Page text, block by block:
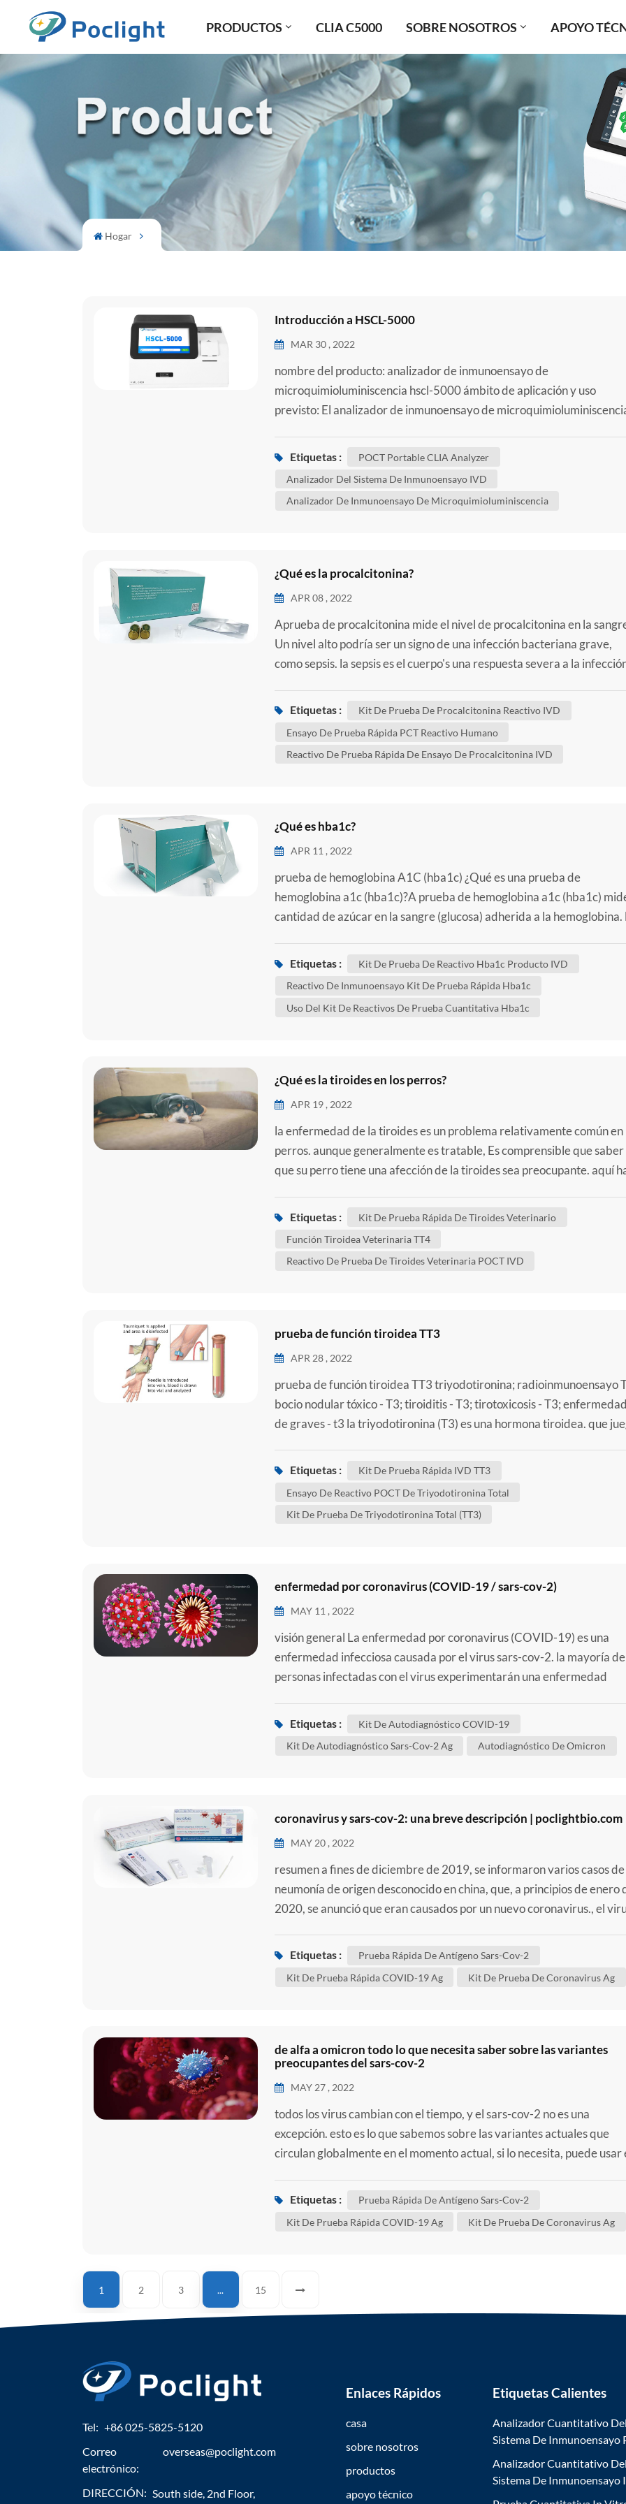
PRODUCTOS CLIA C5000 SOBRE NOSOTROS APOYO
Hogar
Introducción a HSCL-5000
MAR 30 , 2022
nombre del producto: analizador de inmunoensayo de
microquimioluminiscencia hscl-5000 ámbito de aplicación y uso
previsto: El analizador de inmunoensayo de
Etiquetas :
POCT Portable CLIA Analyzer
Analizador Del Sistema De Inmunoensayo IVD
Analizador De Inmunoensayo De Microquimioluminiscencia
¿Qué es la procalcitonina?
APR 08 , 2022
Aprueba de procalcitonina mide el nivel de procalcitonina en la
Un nivel alto podría ser un signo de una infección bacteriana grave,
como sepsis. la sepsis es el cuerpo's una respuesta severa a la
Etiquetas :
Kit De Prueba De Procalcitonina Reactivo IVD
Ensayo De Prueba Rápida PCT Reactivo Humano
Reactivo De Prueba Rápida De Ensayo De Procalcitonina IVD
¿Qué es hba1c?
APR 11 , 2022
prueba de hemoglobina A1C (hba1c) ¿Qué es una prueba de
hemoglobina a1c (hba1c)?A prueba de hemoglobina a1c (hba1c)
cantidad de azúcar en la sangre (glucosa) adherida a la hemoglobina.
Etiquetas :
Kit De Prueba De Reactivo Hba1c Producto IVD
Reactivo De Inmunoensayo Kit De Prueba Rápida Hba1c
Uso Del Kit De Reactivos De Prueba Cuantitativa Hba1c
¿Qué es la tiroides en los perros?
APR 19 , 2022
la enfermedad de la tiroides es un problema relativamente común en
perros. aunque generalmente es tratable, Es comprensible que saber
que su perro tiene una afección de la tiroides sea preocupante. aquí
Etiquetas :
Kit De Prueba Rápida De Tiroides Veterinario
Función Tiroidea Veterinaria TT4
Reactivo De Prueba De Tiroides Veterinaria POCT IVD
prueba de función tiroidea TT3
APR 28 , 2022
prueba de función tiroidea TT3 triyodotironina; radioinmunoensayo
bocio nodular tóxico - T3; tiroiditis - T3; tirotoxicosis - T3; enfermedad
de graves - t3 la triyodotironina (T3) es una hormona tiroidea. que
Etiquetas :
Kit De Prueba Rápida IVD TT3
Ensayo De Reactivo POCT De Triyodotironina Total
Kit De Prueba De Triyodotironina Total (TT3)
enfermedad por coronavirus (COVID-19 / sars-cov-2)
MAY 11 , 2022
visión general La enfermedad por coronavirus (COVID-19) es una
enfermedad infecciosa causada por el virus sars-cov-2. la mayoría
personas infectadas con el virus experimentarán una enfermedad
Etiquetas :
Kit De Autodiagnóstico COVID-19
Kit De Autodiagnóstico Sars-Cov-2 Ag
Autodiagnóstico De Omicron
coronavirus y sars-cov-2: una breve descripción | poclightbio.com
MAY 20 , 2022
resumen a fines de diciembre de 2019, se informaron varios casos de
neumonía de origen desconocido en china, que, a principios de enero
2020, se anunció que eran causados por un nuevo coronavirus., el
Etiquetas :
Prueba Rápida De Antígeno Sars-Cov-2
Kit De Prueba Rápida COVID-19 Ag
Kit De Prueba De Coronavirus Ag
de alfa a omicron todo lo que necesita saber sobre las variantes
preocupantes del sars-cov-2
MAY 27 , 2022
todos los virus cambian con el tiempo, y el sars-cov-2 no es una
excepción. esto es lo que sabemos sobre las variantes actuales que
circulan globalmente en el momento actual, si lo necesita, puede usar
Etiquetas :
Prueba Rápida De Antígeno Sars-Cov-2
Kit De Prueba Rápida COVID-19 Ag
Kit De Prueba De Coronavirus Ag
1 2 3 ... 15
Tel: +86 025-5825-5120
Correo
electrónico:
overseas@poclight.com
DIRECCIÓN: South side, 2nd Floor,
Enlaces Rápidos
casa
sobre nosotros
productos
apoyo técnico
Etiquetas Calientes
Analizador Cuantitativo Del
Sistema De Inmunoensayo
Analizador Cuantitativo Del
Sistema De Inmunoensayo